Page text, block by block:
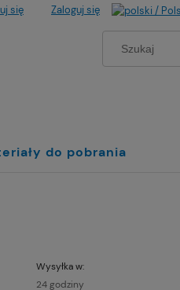
się Zaloguj się
do pobrania
Wysyłka w:
24 godziny